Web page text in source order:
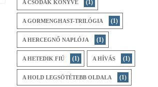
A CSODÁK KÖNYVE (1)
A GORMENGHAST-TRILÓGIA (1)
A HERCEGNŐ NAPLÓJA (1)
A HETEDIK FIÚ (1) A HÍVÁS (1)
A HOLD LEGSÖTÉTEBB OLDALA (1)